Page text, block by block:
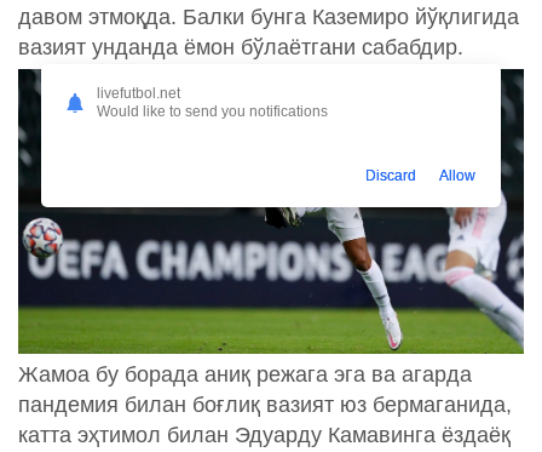
давом этмоқда. Балки бунга Каземиро йўқлигида
вазият унданда ёмон бўлаётгани сабабдир.
Жамоа бу борада аниқ режага эга ва агарда
пандемия билан боғлиқ вазият юз бермаганида,
катта эҳтимол билан Эдуарду Камавинга ёздаёқ
livefutbol.net
Would like to send you notifications
Discard Allow